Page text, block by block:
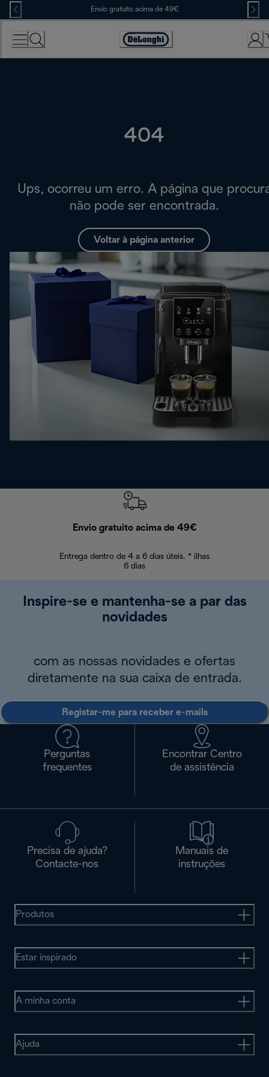
Skip
to
Content
Envio gratuito acima de 49€
Accessibility
Statement
404
Ups, ocorreu um erro. A página que
não pode ser encontrada.
Voltar à página anterior
Envio gratuito acima de 49€
Entrega dentro de 4 a 6 dias úteis. * ilhas
6 dias
Inspire-se e mantenha-se a par das
novidades
com as nossas novidades e ofertas
diretamente na sua caixa de entrada.
Registar-me para receber e-mails
Perguntas
frequentes
Encontrar Centro
de assistência
Precisa de ajuda?
Contacte-nos
Manuais de
instruções
Produtos
Estar inspirado
A minha conta
Ajuda